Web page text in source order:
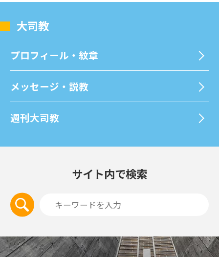
⼤司教
プロフィール・紋章
メッセージ・説教
週刊⼤司教
サイト内で検索